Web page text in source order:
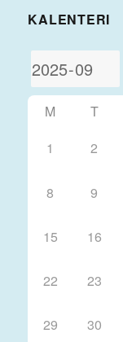
KALENTERI
M T
1
2
8 9
15 16
22 23
29 30